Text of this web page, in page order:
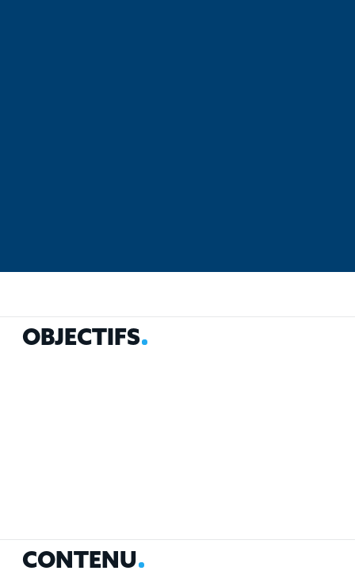
OBJECTIFS
CONTENU